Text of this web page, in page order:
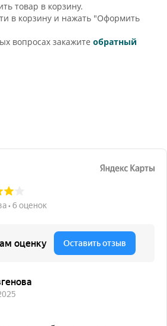
товар в корзину.
в корзину и нажать "Оформить
вопросах закажите обратный